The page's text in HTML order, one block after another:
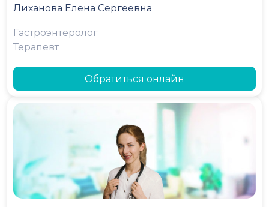
Лиханова Елена Сергеевна
Гастроэнтеролог
Терапевт
Обратиться онлайн